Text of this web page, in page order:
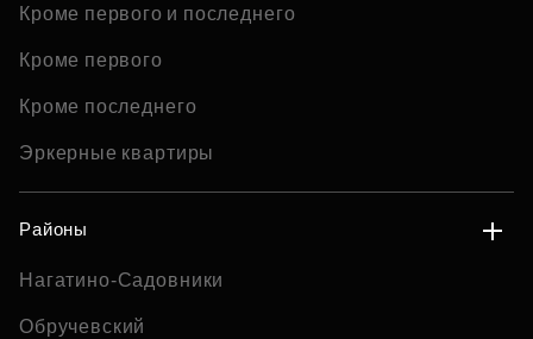
Кроме первого и последнего
Кроме первого
Кроме последнего
Эркерные квартиры
Районы
Нагатино-Садовники
Обручевский